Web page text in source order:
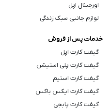
اورجینال اپل
لوازم جانبی سبک زندگی
خدمات پس از فروش
گیفت کارت اپل
گیفت کارت پلی استیشن
گیفت کارت استیم
گیفت کارت ایکس باکس
گیفت کارت پابجی